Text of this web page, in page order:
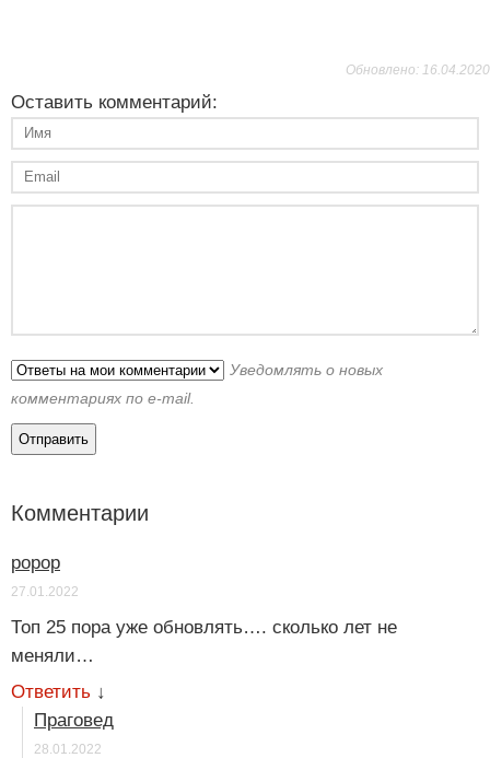
Обновлено: 16.04.2020
Оставить комментарий:
Уведомлять о новых
комментариях по e-mail.
Комментарии
ророр
27.01.2022
Топ 25 пора уже обновлять…. сколько лет не
меняли…
Ответить ↓
Праговед
28.01.2022